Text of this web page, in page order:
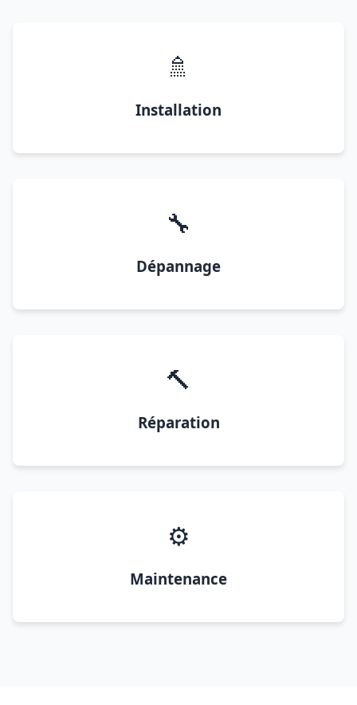
🚿
Installation
🔧
Dépannage
🔨
Réparation
⚙️
Maintenance